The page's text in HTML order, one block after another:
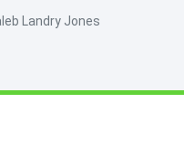
Landry Jones